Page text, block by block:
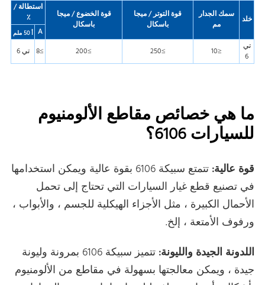
خلد
سمك الجدار
مم
قوة التوتر / ميجا
باسكال
قوة الخضوع / ميجا
باسكال
استطالة /
٪
A أ 50 ملم
تي
6
≤10
≥250
≥200
≥8 تي 6
ما هي خصائص مقاطع الألومنيوم
للسيارات 6106؟
قوة عالية:
تتمتع سبيكة 6106 بقوة عالية ويمكن استخدامها
في تصنيع قطع غيار السيارات التي تحتاج إلى تحمل
الأحمال الكبيرة ، مثل الأجزاء الهيكلية للجسم ، والأبواب ،
ورفوف الأمتعة ، إلخ.
اللدونة الجيدة والليونة:
تتميز سبيكة 6106 بمرونة وليونة
جيدة ، ويمكن معالجتها بسهولة في مقاطع من الألومنيوم